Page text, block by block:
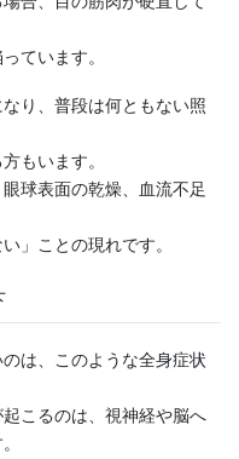
ています。
り、普段は何ともない照
もいます。
球表面の乾燥、血流不足
」ことの現れです。
は、このような全身症状
こるのは、視神経や脳へ